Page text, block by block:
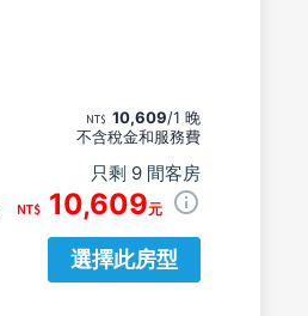
10,609/1 晚
不含稅金和服務費
只剩 9 間客房
10,609元
選擇此房型